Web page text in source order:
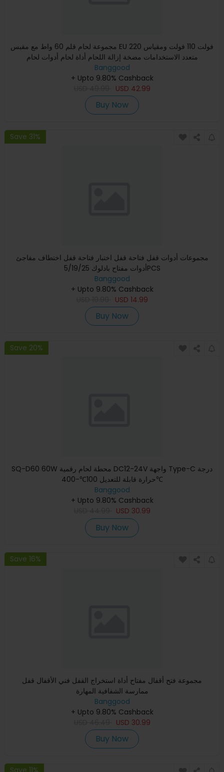
مجموعة لحام قلم 60 واط مع مقبس EU 220 فولت 110 فولت ومقياس
متعدد الاستخدامات مضخة إزالة اللحام أداة لحام أدوات لحام
Banggood
+ Upto 9.80% Cashback
USD 42.99
Buy Now
Save 31%
مجموعات أدوات قفل فتاحة قفل اختبار فتاحة قفل اختطاف مفاجئ
أدوات مفتاح بادلوك 5/19/25PCS
Banggood
+ Upto 9.80% Cashback
USD 14.99
Buy Now
Save 20%
SQ-D60 60W محطة لحام رقمية DC12-24V واجهة Type-C درجة
حرارة قابلة للتعديل 100℃-400℃
Banggood
+ Upto 9.80% Cashback
USD 30.99
Buy Now
Save 16%
مجموعة فتح أقفال مفتاح أداة استخراج القفل فني الأقفال قفل
ممارسة الشفافية المهارة
Banggood
+ Upto 9.80% Cashback
USD 30.99
Buy Now